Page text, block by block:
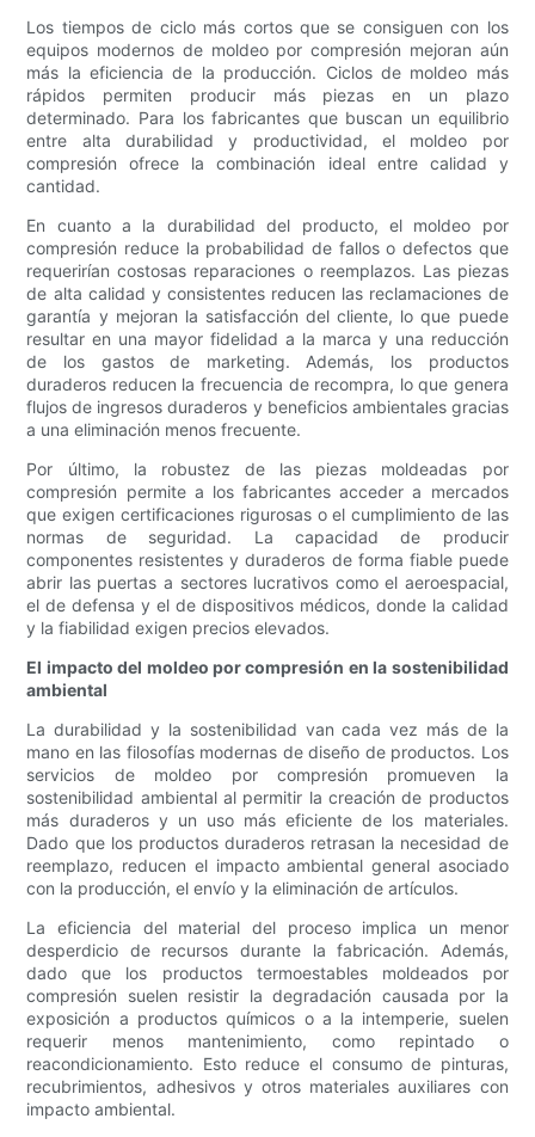
Los tiempos de ciclo más cortos que se consiguen con los
equipos modernos de moldeo por compresión mejoran aún
más la eficiencia de la producción. Ciclos de moldeo más
rápidos permiten producir más piezas en un plazo
determinado. Para los fabricantes que buscan un equilibrio
entre alta durabilidad y productividad, el moldeo por
compresión ofrece la combinación ideal entre calidad y
cantidad.
En cuanto a la durabilidad del producto, el moldeo por
compresión reduce la probabilidad de fallos o defectos que
requerirían costosas reparaciones o reemplazos. Las piezas
de alta calidad y consistentes reducen las reclamaciones de
garantía y mejoran la satisfacción del cliente, lo que puede
resultar en una mayor fidelidad a la marca y una reducción
de los gastos de marketing. Además, los productos
duraderos reducen la frecuencia de recompra, lo que genera
flujos de ingresos duraderos y beneficios ambientales gracias
a una eliminación menos frecuente.
Por último, la robustez de las piezas moldeadas por
compresión permite a los fabricantes acceder a mercados
que exigen certificaciones rigurosas o el cumplimiento de las
normas de seguridad. La capacidad de producir
componentes resistentes y duraderos de forma fiable puede
abrir las puertas a sectores lucrativos como el aeroespacial,
el de defensa y el de dispositivos médicos, donde la calidad
y la fiabilidad exigen precios elevados.
El impacto del moldeo por compresión en la sostenibilidad
ambiental
La durabilidad y la sostenibilidad van cada vez más de la
mano en las filosofías modernas de diseño de productos. Los
servicios de moldeo por compresión promueven la
sostenibilidad ambiental al permitir la creación de productos
más duraderos y un uso más eficiente de los materiales.
Dado que los productos duraderos retrasan la necesidad de
reemplazo, reducen el impacto ambiental general asociado
con la producción, el envío y la eliminación de artículos.
La eficiencia del material del proceso implica un menor
desperdicio de recursos durante la fabricación. Además,
dado que los productos termoestables moldeados por
compresión suelen resistir la degradación causada por la
exposición a productos químicos o a la intemperie, suelen
requerir menos mantenimiento, como repintado o
reacondicionamiento. Esto reduce el consumo de pinturas,
recubrimientos, adhesivos y otros materiales auxiliares con
impacto ambiental.